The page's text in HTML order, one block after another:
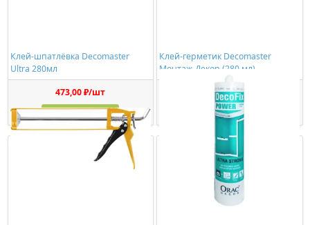
Клей-шпатлёвка Decomaster
Ultra 280мл
473,00 ₽/шт
Купить
Клей-герметик Decomaster
Монтаж-Декор (280 мл)
1150,00 ₽/шт
Купить